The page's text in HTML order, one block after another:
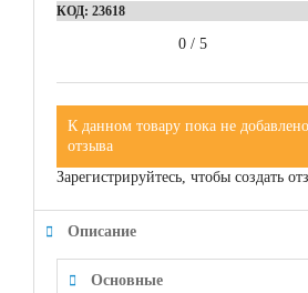
КОД: 23618
0 / 5
К данном товару пока не
отзыва
Зарегистрируйтесь, чтобы создать
Описание
Основные